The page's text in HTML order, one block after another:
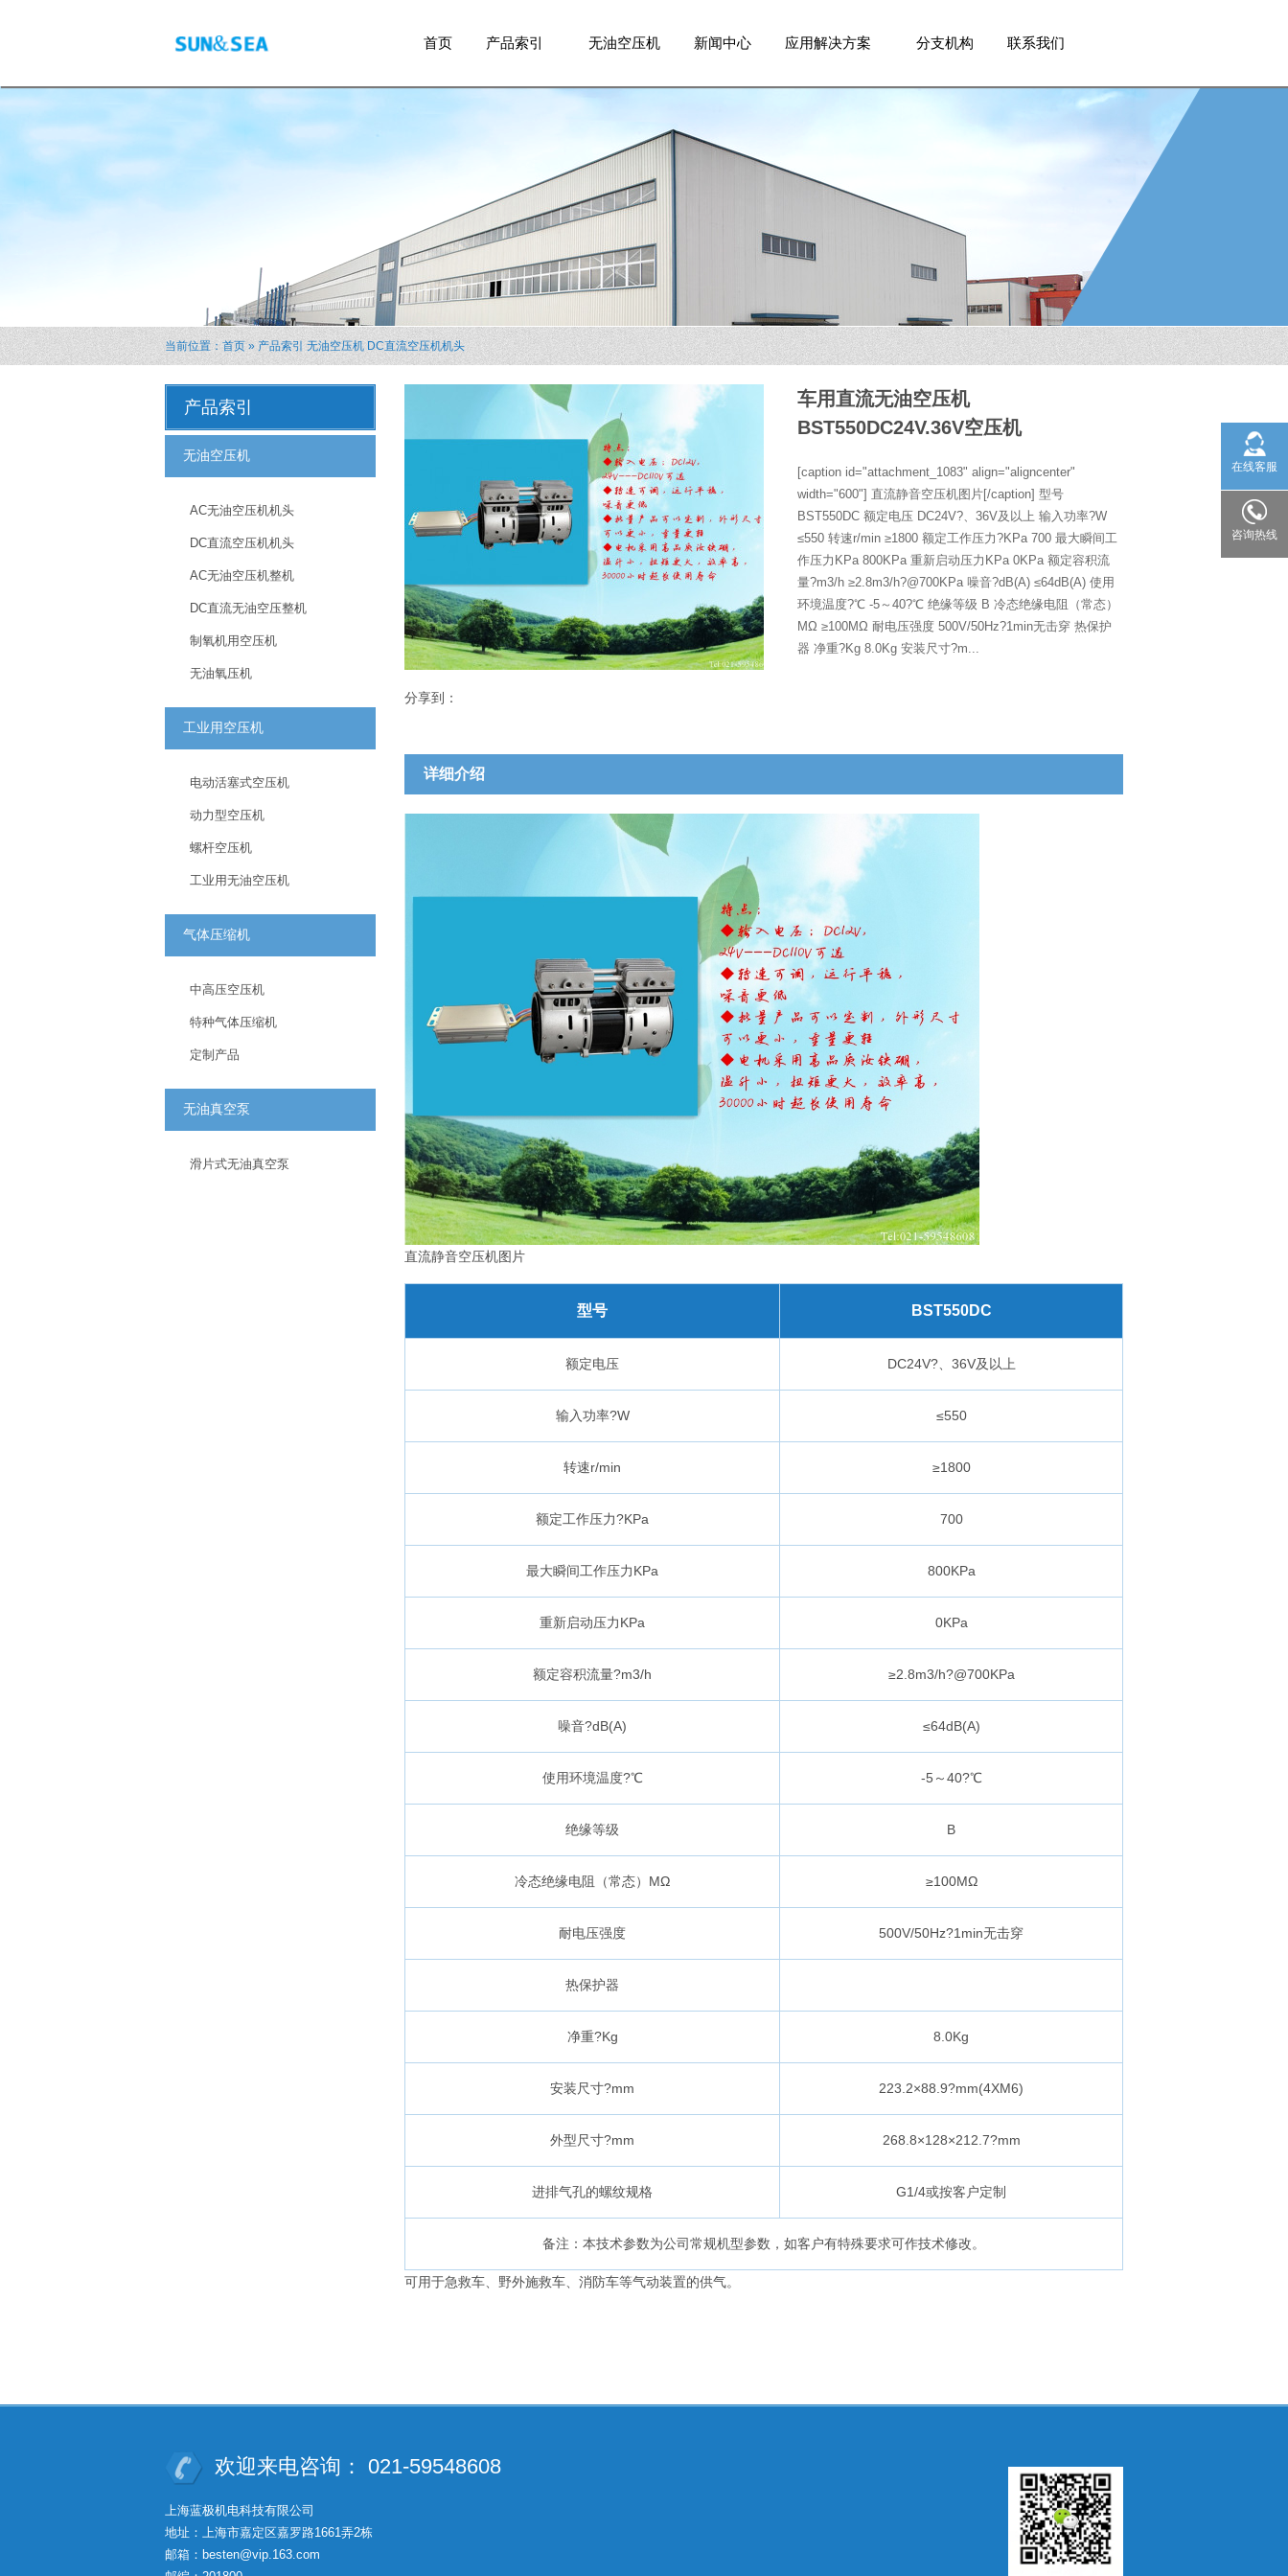
首页 产品索引 无油空压机 新闻中心 应用解决方案 分支机构 联系我们
当前位置： 首页» 产品索引 无油空压机 DC直流空压机机头
分享到：
车用直流无油空压机
BST550DC24V.36V空压机
[caption id="attachment_1083" align="aligncenter"
width="600"] 直流静音空压机图片[/caption] 型号
BST550DC 额定电压 DC24V?、36V及以上 输入功率?W
≤550 转速r/min ≥1800 额定工作压力?KPa 700 最大瞬间工
作压力KPa 800KPa 重新启动压力KPa 0KPa 额定容积流
量?m3/h ≥2.8m3/h?@700KPa 噪音?dB(A) ≤64dB(A) 使用
环境温度?℃ -5～40?℃ 绝缘等级 B 冷态绝缘电阻（常态）
MΩ ≥100MΩ 耐电压强度 500V/50Hz?1min无击穿 热保护
器 净重?Kg 8.0Kg 安装尺寸?m...
详细介绍
直流静音空压机图片
型号 BST550DC
额定电压 DC24V?、36V及以上
输入功率?W ≤550
转速r/min ≥1800
额定工作压力?KPa 700
最大瞬间工作压力KPa 800KPa
重新启动压力KPa 0KPa
额定容积流量?m3/h ≥2.8m3/h?@700KPa
噪音?dB(A) ≤64dB(A)
使用环境温度?℃ -5～40?℃
绝缘等级 B
冷态绝缘电阻（常态）MΩ ≥100MΩ
耐电压强度 500V/50Hz?1min无击穿
热保护器
净重?Kg 8.0Kg
安装尺寸?mm 223.2×88.9?mm(4XM6)
外型尺寸?mm 268.8×128×212.7?mm
进排气孔的螺纹规格 G1/4或按客户定制
备注：本技术参数为公司常规机型参数，如客户有特殊要求可作技术修改。
可用于急救车、野外施救车、消防车等气动装置的供气。
产品索引
无油空压机
AC无油空压机机头
DC直流空压机机头
AC无油空压机整机
DC直流无油空压整机
制氧机用空压机
无油氧压机
工业用空压机
电动活塞式空压机
动力型空压机
螺杆空压机
工业用无油空压机
气体压缩机
中高压空压机
特种气体压缩机
定制产品
无油真空泵
滑片式无油真空泵
欢迎来电咨询： 021-59548608
上海蓝极机电科技有限公司
地址：上海市嘉定区嘉罗路1661弄2栋
邮箱：besten@vip.163.com
在线客服
咨询热线